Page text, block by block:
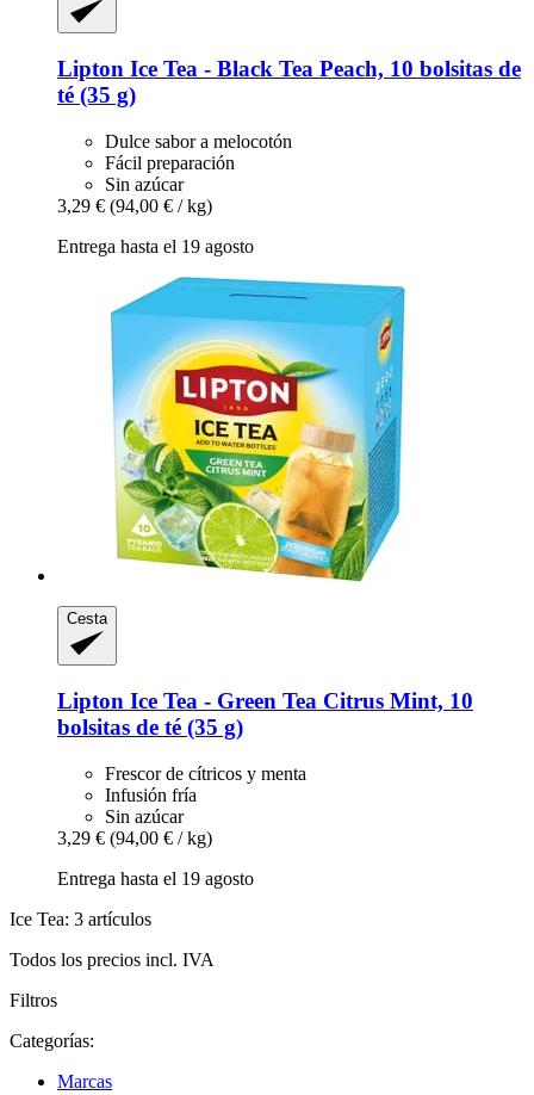
Lipton Ice Tea -​ Black Tea Peach, 10 bolsitas de
té (35 g)
Dulce sabor a melocotón
Fácil preparación
Sin azúcar
3,29 € (94,00 € / kg)
Entrega hasta el 19 agosto
Cesta
Lipton Ice Tea -​ Green Tea Citrus Mint, 10
bolsitas de té (35 g)
Frescor de cítricos y menta
Infusión fría
Sin azúcar
3,29 € (94,00 € / kg)
Entrega hasta el 19 agosto
Ice Tea: 3 artículos
Todos los precios incl. IVA
Filtros
Categorías:
Marcas